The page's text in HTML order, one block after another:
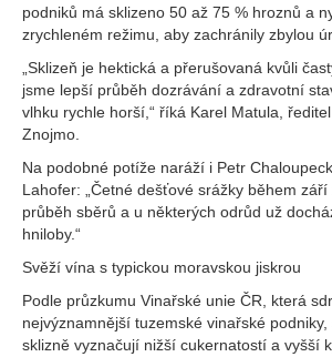
podniků má sklizeno 50 až 75 % hroznů a
zrychleném režimu, aby zachránily zbylou
„Sklizeň je hektická a přerušovaná kvůli
jsme lepší průběh dozrávání a zdravotní
vlhku rychle horší,“ říká Karel Matula,
Znojmo.
Na podobné potíže naráží i Petr
Lahofer: „Četné dešťové srážky během
průběh sběrů a u některých odrůd už
hniloby.“
Svěží vína s typickou moravskou jiskrou
Podle průzkumu Vinařské unie ČR, která
nejvýznamnější tuzemské vinařské
sklizně vyznačují nižší cukernatostí a vyšší